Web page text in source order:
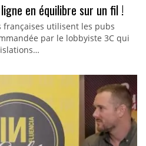
en équilibre sur un fil !
françaises utilisent les pubs
par le lobbyiste 3C qui